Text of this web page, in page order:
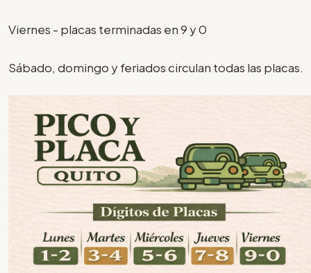
Viernes - placas terminadas en 9 y 0
Sábado, domingo y feriados circulan todas las placas.